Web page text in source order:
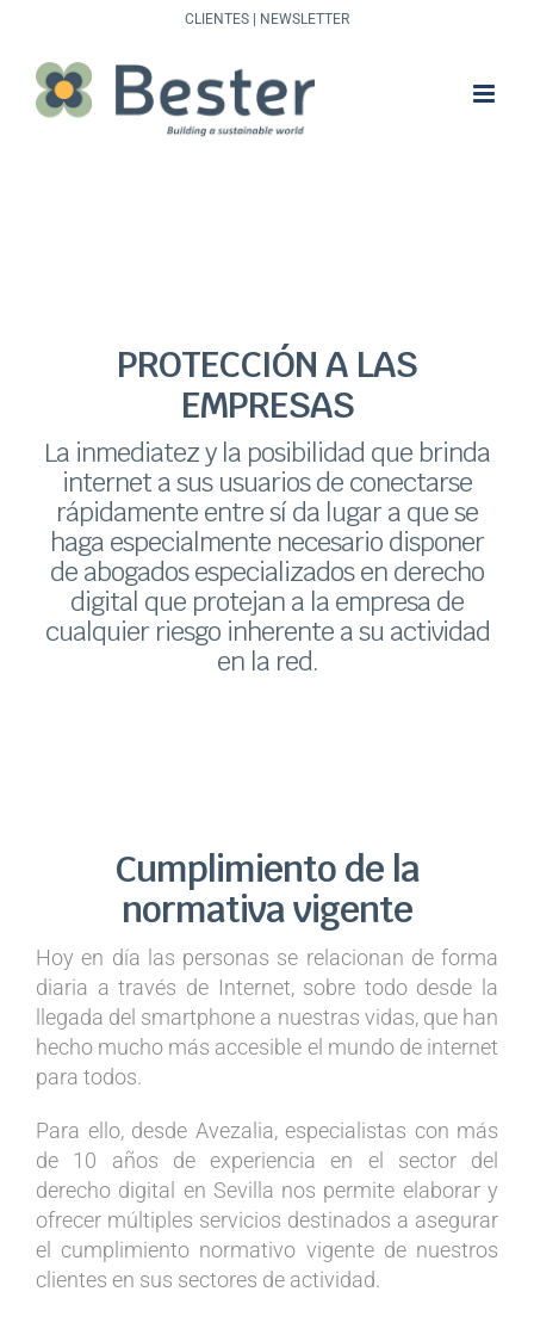
contenido
CLIENTES NEWSLETTER
PROTECCIÓN A LAS
EMPRESAS
La inmediatez y la posibilidad que brinda
internet a sus usuarios de conectarse
rápidamente entre sí da lugar a que se
haga especialmente necesario disponer
de abogados especializados en derecho
digital que protejan a la empresa de
cualquierriesgo inherente a su actividad
en la red.
Cumplimiento de la
normativa vigente
Hoy en día las personas se relacionan de forma
diaria a través de Internet, sobre todo desde la
llegada del smartphone a nuestras vidas, que han
hecho mucho más accesible el mundo de internet
para todos.
Para ello, desde Avezalia, especialistas con más
de 10 años de experiencia en el sector del
derecho digital en Sevilla nos permite elaborar y
ofrecer múltiples servicios destinados a asegurar
el cumplimiento normativo vigente de nuestros
clientes en sus sectores de actividad.